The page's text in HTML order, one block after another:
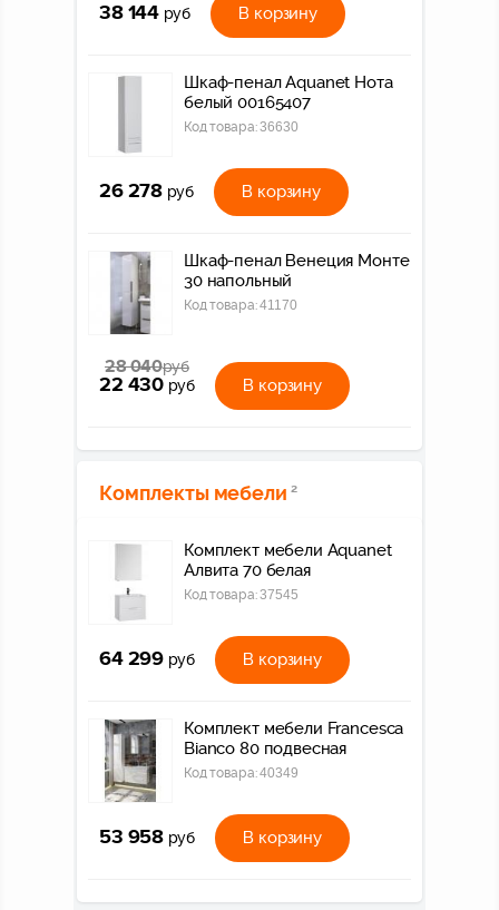
38 144 руб В корзину
Шкаф-пенал Aquanet Нота
белый 00165407
Код товара:36630
26 278 руб В корзину
Шкаф-пенал Венеция Монте
30 напольный
Код товара:41170
28 040руб
22 430 руб В корзину
Комплекты мебели 2
Комплект мебели Aquanet
Алвита 70 белая
Код товара:37545
64 299 руб В корзину
Комплект мебели Francesca
Bianco 80 подвесная
Код товара:40349
53 958 руб В корзину